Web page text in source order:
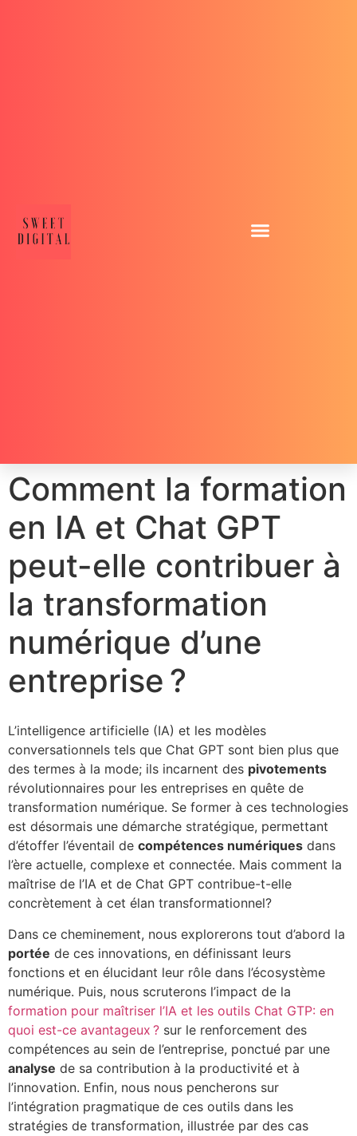
Comment la formation
en IA et Chat GPT
peut-elle contribuer à
la transformation
numérique d’une
entreprise ?
L’intelligence artificielle (IA) et les modèles
conversationnels tels que Chat GPT sont bien plus que
des termes à la mode; ils incarnent des pivotements
révolutionnaires pour les entreprises en quête de
transformation numérique. Se former à ces technologies
est désormais une démarche stratégique, permettant
d’étoffer l’éventail de compétences numériques dans
l’ère actuelle, complexe et connectée. Mais comment la
maîtrise de l’IA et de Chat GPT contribue-t-elle
concrètement à cet élan transformationnel?
Dans ce cheminement, nous explorerons tout d’abord la
portée de ces innovations, en définissant leurs
fonctions et en élucidant leur rôle dans l’écosystème
numérique. Puis, nous scruterons l’impact de la
formation pour maîtriser l’IA et les outils Chat GTP: en
quoi est-ce avantageux ? sur le renforcement des
compétences au sein de l’entreprise, ponctué par une
analyse de sa contribution à la productivité et à
l’innovation. Enfin, nous nous pencherons sur
l’intégration pragmatique de ces outils dans les
stratégies de transformation, illustrée par des cas